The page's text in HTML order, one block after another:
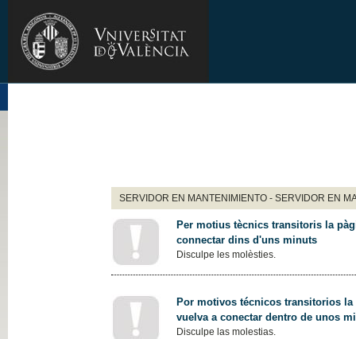
SERVIDOR EN MANTENIMIENTO - SERVIDOR EN
Per motius tècnics transitoris la
connectar dins d'uns minuts
Disculpe les molèsties.
Por motivos técnicos transitorios
vuelva a conectar dentro de unos
Disculpe las molestias.